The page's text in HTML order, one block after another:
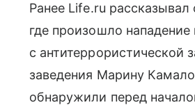
Ранее Life.ru
где произошло
с антитеррористической
заведения Марину
обнаружили перед